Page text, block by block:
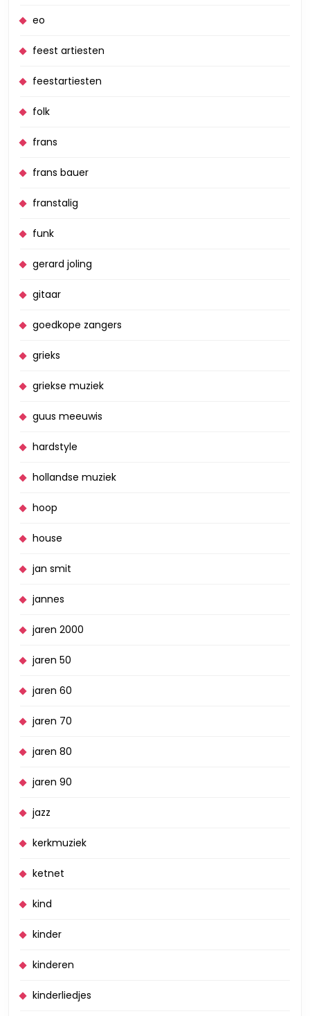
eo
feest artiesten
feestartiesten
folk
frans
frans bauer
franstalig
funk
gerard joling
gitaar
goedkope zangers
grieks
griekse muziek
guus meeuwis
hardstyle
hollandse muziek
hoop
house
jan smit
jannes
jaren 2000
jaren 50
jaren 60
jaren 70
jaren 80
jaren 90
jazz
kerkmuziek
ketnet
kind
kinder
kinderen
kinderliedjes